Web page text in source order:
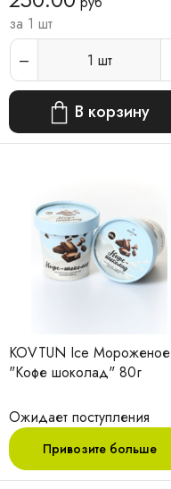
за 1 шт
1 шт
В корзину
KOVTUN Ice Мороженое
"Кофе шоколад" 80г
Ожидает поступления
Привозите больше